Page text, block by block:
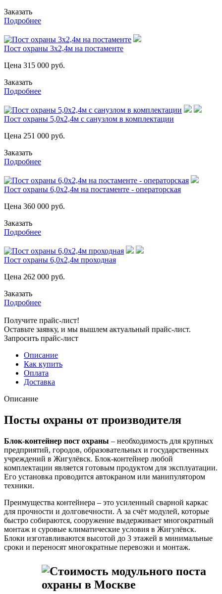
Заказать
Подробнее
Пост охраны 3х2,4м на постаменте
Цена 315 000 руб.
Заказать
Подробнее
Пост охраны 5,0х2,4м с санузлом в комплектации
Цена 251 000 руб.
Заказать
Подробнее
Пост охраны 6,0х2,4м на постаменте - операторская
Цена 360 000 руб.
Заказать
Подробнее
Пост охраны 6,0х2,4м проходная
Цена 262 000 руб.
Заказать
Подробнее
Получите прайс-лист!
Оставьте заявку, и мы вышлем актуальный прайс-лист.
Запросить прайс-лист
Описание
Как купить
Оплата
Доставка
Описание
Посты охраны от производителя
Блок-контейнер пост охраны – необходимость для крупных
предприятий, городов, образовательных и государственных
учреждений в Жигулёвск. Блок-контейнер любой
комплектации является готовым продуктом для эксплуатации.
Его установка проводится автокраном или манипулятором
техники.
Преимущества контейнера – это усиленный сварной каркас
для прочности и долговечности. А за счёт модулей, которые
быстро собираются, сооружение выдерживает многократный
монтаж и суровые климатические условия в Жигулёвск.
Блоки изготавливаются высотой до 3 этажей в минимальные
сроки и переносят многократные перевозки и монтаж.